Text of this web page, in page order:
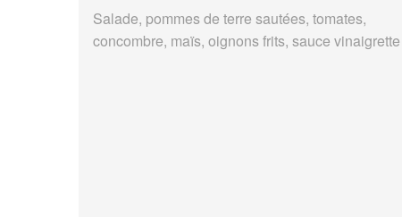
Salade, pommes de terre sautées, tomates,
concombre, maïs, oignons frits, sauce vinaigrette